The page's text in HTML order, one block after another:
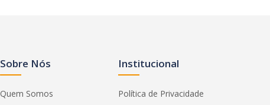
Sobre Nós
Quem Somos
Institucional
Política de Privacidade